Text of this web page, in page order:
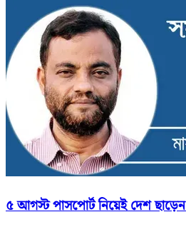
৫ আগস্ট পাসপোর্ট নিয়েই দেশ ছাড়েন